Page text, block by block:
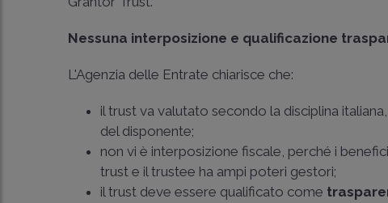
Nessuna interposizione e qualificazione
L'Agenzia delle Entrate chiarisce che:
il trust va valutato secondo la disciplina
del disponente;
non vi è interposizione fiscale, perché i
trust e il trustee ha ampi poteri gestori;
il trust deve essere qualificato come